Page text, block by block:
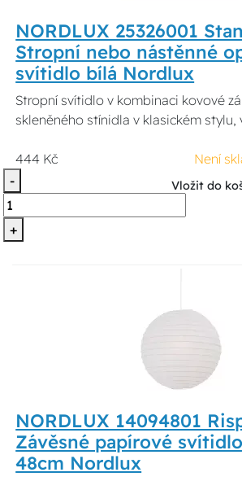
NORDLUX 25326001
Stropní nebo nástěnné
svítidlo bílá Nordlux
Stropní svítidlo v kombinaci kovové
skleněného stínidla v klasickém stylu,
444 Kč
Není
-
+
Vložit do
NORDLUX 14094801
Závěsné papírové
48cm Nordlux